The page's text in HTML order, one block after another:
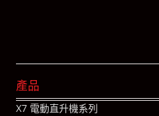
產品
X7 電動直升機系列